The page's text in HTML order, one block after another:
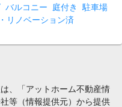
バルコニー 庭付き
駐車場
リノベーション済
、「アットホーム不動産情
等（情報提供元）から提供